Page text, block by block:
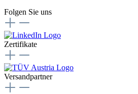
Folgen Sie uns
Zertifikate
Versandpartner